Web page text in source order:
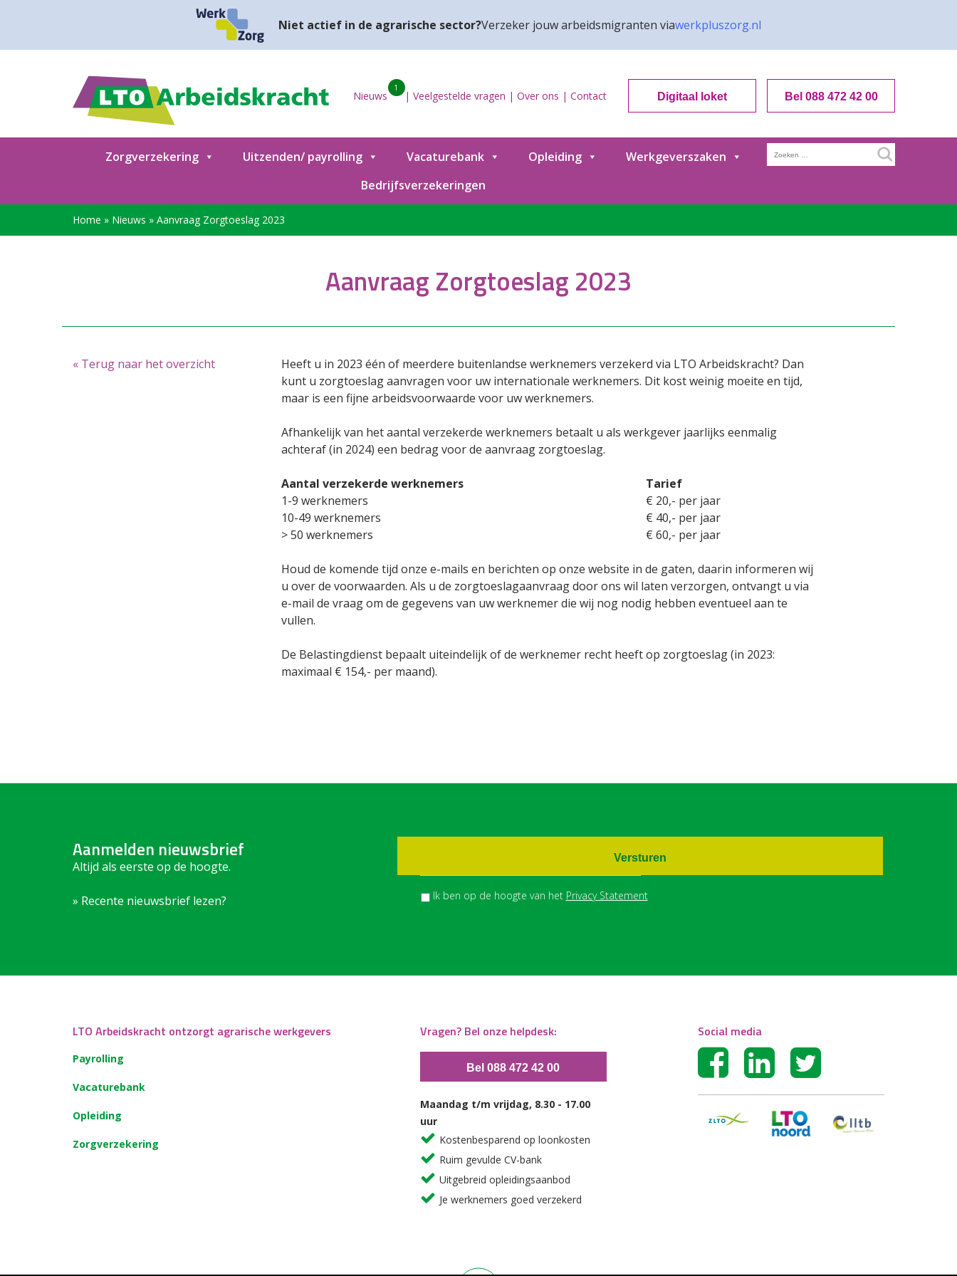
Niet actief in de agrarische sector?Verzeker jouw arbeidsmigranten viawerkpluszorg.nl
Nieuws
1
| Veelgestelde vragen | Over ons | Contact Digitaal loket Bel 088 472 42 00
Zorgverzekering Uitzenden/ payrolling Vacaturebank Opleiding
Werkgeverszaken
Bedrijfsverzekeringen
Zoeken
naar:
Home » Nieuws » Aanvraag Zorgtoeslag 2023
Aanvraag Zorgtoeslag 2023
« Terug naar het overzicht
Heeft u in 2023 één of meerdere buitenlandse werknemers verzekerd via LTO Arbeidskracht? Dan
kunt u zorgtoeslag aanvragen voor uw internationale werknemers. Dit kost weinig moeite en tijd,
maar is een fijne arbeidsvoorwaarde voor uw werknemers.
Afhankelijk van het aantal verzekerde werknemers betaalt u als werkgever jaarlijks eenmalig
achteraf (in 2024) een bedrag voor de aanvraag zorgtoeslag.
Aantal verzekerde werknemers
Tarief
1-9 werknemers
€ 20,- per jaar
10-49 werknemers
€ 40,- per jaar
> 50 werknemers
€ 60,- per jaar
Houd de komende tijd onze e-mails en berichten op onze website in de gaten, daarin informeren wij
u over de voorwaarden. Als u de zorgtoeslagaanvraag door ons wil laten verzorgen, ontvangt u via
e-mail de vraag om de gegevens van uw werknemer die wij nog nodig hebben eventueel aan te
vullen.
De Belastingdienst bepaalt uiteindelijk of de werknemer recht heeft op zorgtoeslag (in 2023:
maximaal € 154,- per maand).
Aanmelden nieuwsbrief
Altijd als eerste op de hoogte.
» Recente nieuwsbrief lezen? Ik ben op de hoogte van het Privacy Statement
Versturen
LTO Arbeidskracht ontzorgt agrarische werkgevers
Payrolling
Vacaturebank
Opleiding
Zorgverzekering
Vragen? Bel onze helpdesk:
Bel 088 472 42 00
Maandag t/m vrijdag, 8.30 - 17.00
uur
Kostenbesparend op loonkosten
Ruim gevulde CV-bank
Uitgebreid opleidingsaanbod
Je werknemers goed verzekerd
Social media